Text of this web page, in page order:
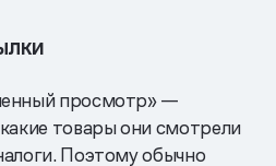
просмотр» —
товары они смотрели
Поэтому обычно